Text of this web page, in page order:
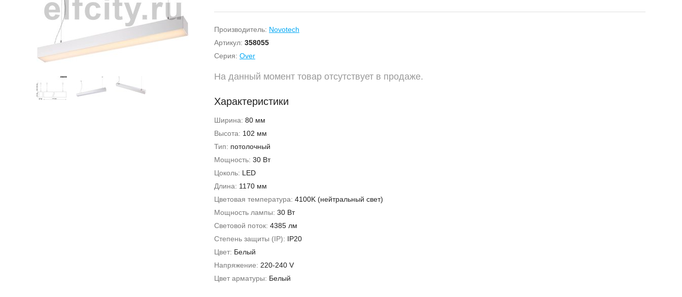
Производитель: Novotech
Артикул: 358055
Серия: Over
На данный момент товар отсутствует в продаже.
Характеристики
Ширина: 80 мм
Высота: 102 мм
Тип: потолочный
Мощность: 30 Вт
Цоколь: LED
Длина: 1170 мм
Цветовая температура: 4100K (нейтральный свет)
Мощность лампы: 30 Вт
Световой поток: 4385 лм
Степень защиты (IP): IP20
Цвет: Белый
Напряжение: 220-240 V
Цвет арматуры: Белый